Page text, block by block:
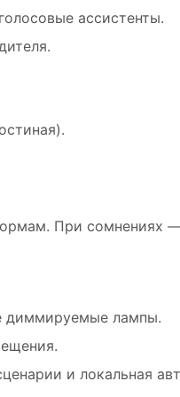
ассистенты.
При сомнениях
диммируемые лампы.
и локальная